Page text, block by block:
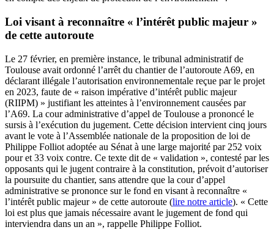
Loi visant à reconnaître « l’intérêt public majeur »
de cette autoroute
Le 27 février, en première instance, le tribunal administratif de
Toulouse avait ordonné l’arrêt du chantier de l’autoroute A69, en
déclarant illégale l’autorisation environnementale reçue par le projet
en 2023, faute de « raison impérative d’intérêt public majeur
(RIIPM) » justifiant les atteintes à l’environnement causées par
l’A69. La cour administrative d’appel de Toulouse a prononcé le
sursis à l’exécution du jugement. Cette décision intervient cinq jours
avant le vote à l’Assemblée nationale de la proposition de loi de
Philippe Folliot adoptée au Sénat à une large majorité par 252 voix
pour et 33 voix contre. Ce texte dit de « validation », contesté par les
opposants qui le jugent contraire à la constitution, prévoit d’autoriser
la poursuite du chantier, sans attendre que la cour d’appel
administrative se prononce sur le fond en visant à reconnaître «
l’intérêt public majeur » de cette autoroute (lire notre article). « Cette
loi est plus que jamais nécessaire avant le jugement de fond qui
interviendra dans un an », rappelle Philippe Folliot.